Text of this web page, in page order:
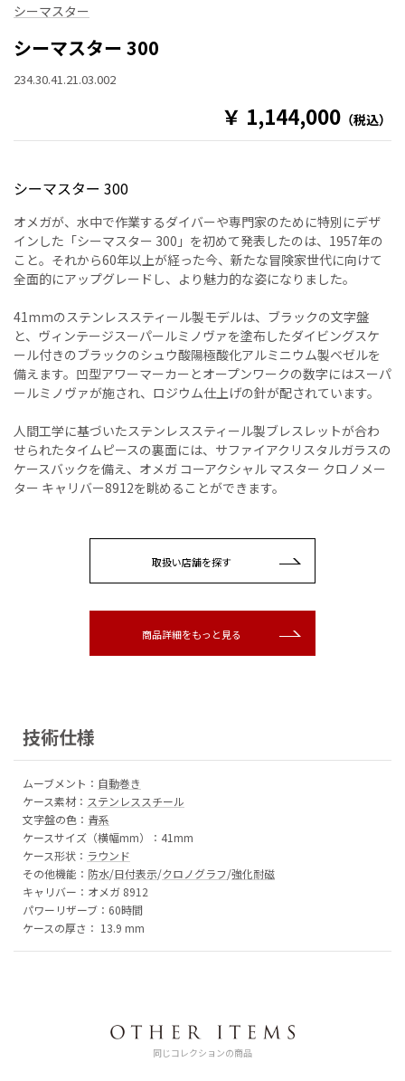
シーマスター
シーマスター 300
234.30.41.21.03.002
￥ 1,144,000 （税込）
シーマスター 300
オメガが、水中で作業するダイバーや専門家のために特別にデザ
インした「シーマスター 300」を初めて発表したのは、1957年の
こと。それから60年以上が経った今、新たな冒険家世代に向けて
全面的にアップグレードし、より魅力的な姿になりました。
41mmのステンレススティール製モデルは、ブラックの文字盤
と、ヴィンテージスーパールミノヴァを塗布したダイビングスケ
ール付きのブラックのシュウ酸陽極酸化アルミニウム製ベゼルを
備えます。凹型アワーマーカーとオープンワークの数字にはスーパ
ールミノヴァが施され、ロジウム仕上げの針が配されています。
人間工学に基づいたステンレススティール製ブレスレットが合わ
せられたタイムピースの裏面には、サファイアクリスタルガラスの
ケースバックを備え、オメガ コーアクシャル マスター クロノメー
ター キャリバー8912を眺めることができます。
取扱い店舗を探す
商品詳細をもっと見る
技術仕様
ムーブメント： 自動巻き
ケース素材： ステンレススチール
文字盤の色： 青系
ケースサイズ（横幅mm）：41mm
ケース形状： ラウンド
その他機能： 防水/日付表示/クロノグラフ/強化耐磁
キャリバー：オメガ 891 2
パワーリザーブ：60時間
ケースの厚さ： 13.9 m m
同じコレクションの商品